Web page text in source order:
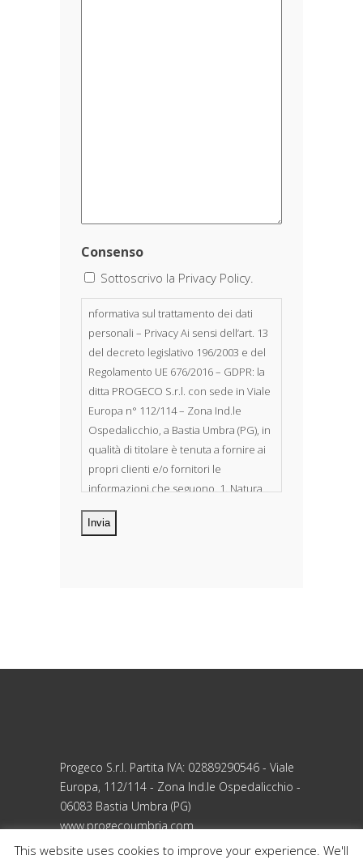
Consenso
Sottoscrivo la Privacy Policy.
nformativa sul trattamento dei dati
personali – Privacy Ai sensi dell’art. 13
del decreto legislativo 196/2003 e del
Regolamento UE 676/2016 – GDPR: la
ditta PROGECO S.r.l. con sede in Viale
Europa n° 112/114 – Zona Ind.le
Ospedalicchio, a Bastia Umbra (PG), in
qualità di titolare è tenuta a fornire ai
propri clienti e/o fornitori le
informazioni che seguono. 1. Natura
dei dati personali Costituiscono
oggetto di trattamento i Suoi dati
convinzioni religiose, filosofiche o di
altro genere, le opinioni politiche,
l’adesione a partiti, sindacati,
associazioni od organizzazioni a
sindacale, nonché i dati personali
Progeco S.r.l. Partita IVA: 02889290546 - Viale
Europa, 112/114 - Zona Ind.le Ospedalicchio -
06083 Bastia Umbra (PG)
www.progecoumbria.com
This website uses cookies to improve your experience. We'll